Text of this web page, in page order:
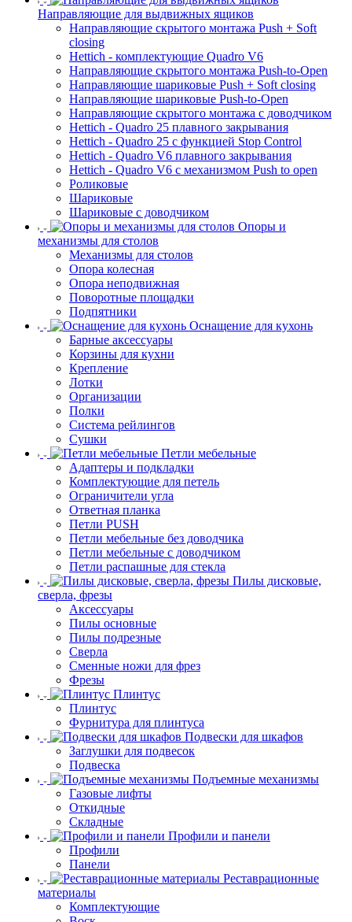
Направляющие для выдвижных ящиков
Направляющие скрытого монтажа Push + Soft
closing
Hettich - комплектующие Quadro V6
Направляющие скрытого монтажа Push-to-Open
Направляющие шариковые Push + Soft closing
Направляющие шариковые Push-to-Open
Направляющие скрытого монтажа с доводчиком
Hettich - Quadro 25 плавного закрывания
Hettich - Quadro 25 с функцией Stop Control
Hettich - Quadro V6 плавного закрывания
Hettich - Quadro V6 с механизмом Push to open
Роликовые
Шариковые
Шариковые с доводчиком
Опоры и
механизмы для столов
Механизмы для столов
Опора колесная
Опора неподвижная
Поворотные площадки
Подпятники
Оснащение для кухонь
Барные аксессуары
Корзины для кухни
Крепление
Лотки
Организации
Полки
Система рейлингов
Сушки
Петли мебельные
Адаптеры и подкладки
Комплектующие для петель
Ограничители угла
Ответная планка
Петли PUSH
Петли мебельные без доводчика
Петли мебельные с доводчиком
Петли распашные для стекла
Пилы дисковые,
сверла, фрезы
Аксессуары
Пилы основные
Пилы подрезные
Сверла
Сменные ножи для фрез
Фрезы
Плинтус
Плинтус
Фурнитура для плинтуса
Подвески для шкафов
Заглушки для подвесок
Подвеска
Подъемные механизмы
Газовые лифты
Откидные
Складные
Профили и панели
Профили
Панели
Реставрационные
материалы
Комплектующие